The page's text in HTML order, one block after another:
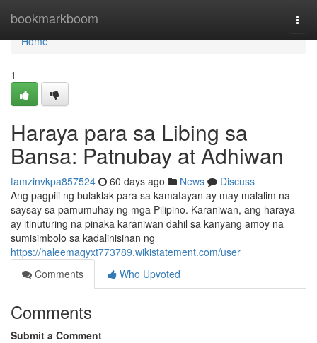
bookmarkboom
Home
Home
1
Haraya para sa Libing sa
Bansa: Patnubay at Adhiwan
tamzinvkpa857524 60 days ago News
Discuss
Ang pagpili ng bulaklak para sa kamatayan ay may malalim na
saysay sa pamumuhay ng mga Pilipino. Karaniwan, ang haraya
ay itinuturing na pinaka karaniwan dahil sa kanyang amoy na
sumisimbolo sa kadalinisinan ng
https://haleemaqyxt773789.wikistatement.com/user
Comments
Who Upvoted
Comments
Submit a Comment